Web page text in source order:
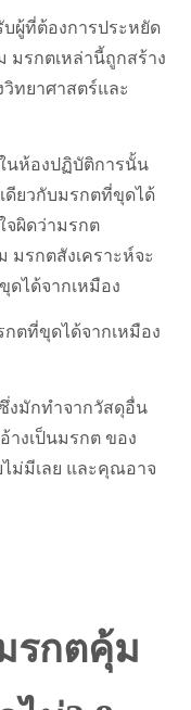
บผู้ที่ต้องการประหยัด
มรกตเหล่านี้ถูกสร้าง
ทยาศาสตร์และ
นห้องปฏิบัติการนั้น
ดียวกับมรกตที่ขุดได้
จผิดว่ามรกต
มรกตสังเคราะห์จะ
ได้จากเหมือง
กตที่ขุดได้จากเหมือง
งมักทำจากวัสดุอื่น
งเป็นมรกต ของ
ม่มีเลย และคุณอาจ